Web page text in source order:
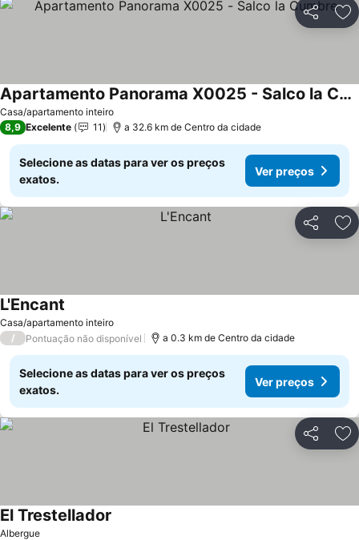
Partilhar
Casa/apartamento inteiro
Apartamento Panorama X0025 - Salco la Cumbre
8,9 Excelente 11 a 32.6 km de Centro da cidade
Selecione as datas para ver os preços
exatos.
Ver preços
Partilhar
Casa/apartamento inteiro
L'Encant
/ Pontuação não disponível a 0.3 km de Centro da cidade
Selecione as datas para ver os preços
exatos.
Ver preços
Partilhar
Albergue
El Trestellador